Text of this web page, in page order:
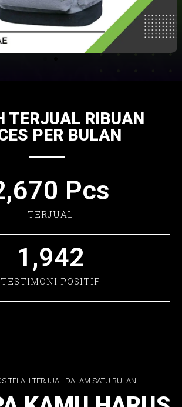
TERJUAL RIBUAN
PER BULAN
Pcs
TERJUAL
1,942
TESTIMONI POSITIF
TELAH TERJUAL DALAM SATU BULAN!